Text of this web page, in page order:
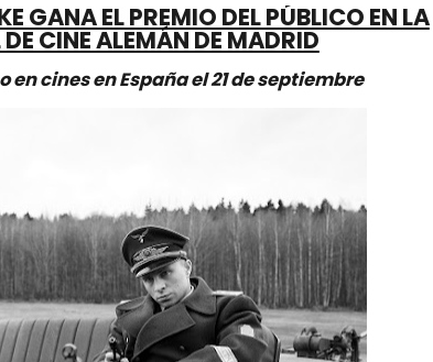
GANA EL PREMIO DEL PÚBLICO EN LA
CINE ALEMÁN DE MADRID
cines en España el 21 de septiembre